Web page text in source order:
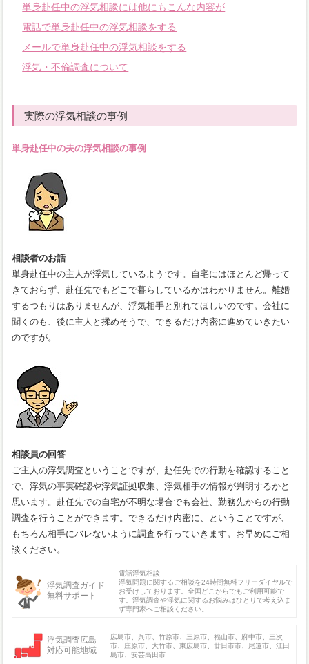
単身赴任中の浮気相談には他にもこんな内容が
電話で単身赴任中の浮気相談をする
メールで単身赴任中の浮気相談をする
浮気・不倫調査について
実際の浮気相談の事例
単身赴任中の夫の浮気相談の事例
相談者のお話
単身赴任中の主人が浮気しているようです。自宅にはほとんど帰って
きておらず、赴任先でもどこで暮らしているかはわかりません。離婚
するつもりはありませんが、浮気相手と別れてほしいのです。会社に
聞くのも、後に主人と揉めそうで、できるだけ内密に進めていきたい
のですが。
相談員の回答
ご主人の浮気調査ということですが、赴任先での行動を確認すること
で、浮気の事実確認や浮気証拠収集、浮気相手の情報が判明するかと
思います。赴任先での自宅が不明な場合でも会社、勤務先からの行動
調査を行うことができます。できるだけ内密に、ということですが、
もちろん相手にバレないように調査を行っていきます。お早めにご相
談ください。
浮気調査ガイド
無料サポート
電話浮気相談
浮気問題に関するご相談を24時間無料フリーダイヤルで
お受けしております。全国どこからでもご利用可能で
す。浮気調査や浮気に関するお悩みはひとりで考え込ま
ず専門家へご相談ください。
浮気調査広島
対応可能地域
広島市、呉市、竹原市、三原市、福山市、府中市、三次
市、庄原市、大竹市、東広島市、廿日市市、尾道市、江田
島市、安芸高田市